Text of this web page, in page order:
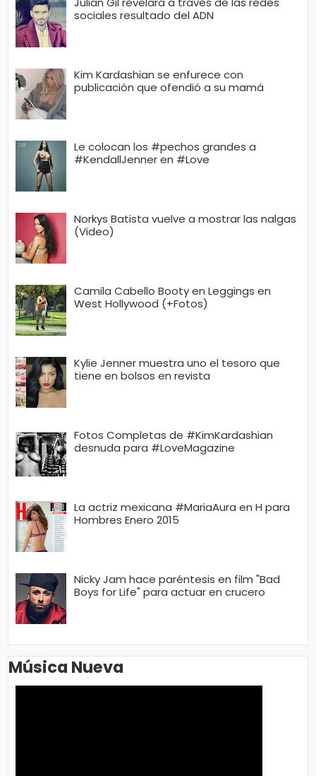
ci
a
D
e
p
o
rt
C
ci
n
a
sociales resultado del ADN
Kim Kardashian se enfurece con
publicación que ofendió a su mamá
Le colocan los #pechos grandes a
#KendallJenner en #Love
Norkys Batista vuelve a mostrar las nalgas
(Video)
Camila Cabello Booty en Leggings en
West Hollywood (+Fotos)
Kylie Jenner muestra uno el tesoro que
tiene en bolsos en revista
Fotos Completas de #KimKardashian
desnuda para #LoveMagazine
La actriz mexicana #MariaAura en H para
Hombres Enero 2015
Nicky Jam hace paréntesis en film "Bad
Boys for Life" para actuar en crucero
Música Nueva